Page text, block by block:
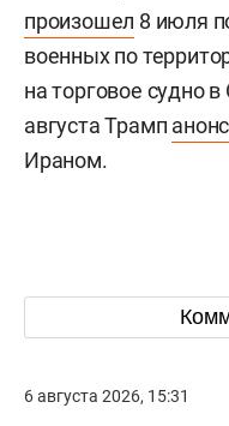
произошел 8 июля
военных по
на торговое судно
августа Трамп
Ираном.
6 августа 2026, 15:31